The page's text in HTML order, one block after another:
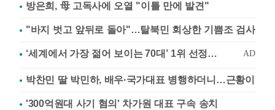
방은희, 母 고독사에 오열 "이틀 만에 발견"
"바지 벗고 앞뒤로 돌아"…탈북민 회상한 기쁨조 검사
박찬민 딸 박민하, 배우·국가대표 병행하더니…근황이
'300억원대 사기 혐의' 차가원 대표 구속 송치